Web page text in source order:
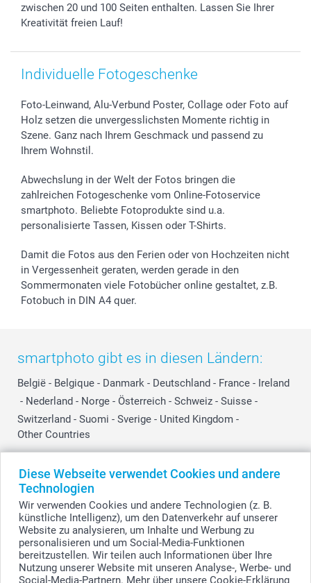
Diese Webseite verwendet Cookies und andere
Technologien
Wir verwenden Cookies und andere Technologien (z. B.
künstliche Intelligenz), um den Datenverkehr auf unserer
Website zu analysieren, um Inhalte und Werbung zu
personalisieren und um Social-Media-Funktionen
bereitzustellen. Wir teilen auch Informationen über Ihre
Nutzung unserer Website mit unseren Analyse-, Werbe- und
Social-Media-Partnern. Mehr über unsere Cookie-Erklärung
zwischen 20 und 100 Seiten enthalten. Lassen Sie Ihrer
Kreativität freien Lauf!
Individuelle Fotogeschenke
Foto-Leinwand, Alu-Verbund Poster, Collage oder Foto auf
Holz setzen die unvergesslichsten Momente richtig in
Szene. Ganz nach Ihrem Geschmack und passend zu
Ihrem Wohnstil.
Abwechslung in der Welt der Fotos bringen die
zahlreichen Fotogeschenke vom Online-Fotoservice
smartphoto. Beliebte Fotoprodukte sind u.a.
personalisierte Tassen, Kissen oder T-Shirts.
Damit die Fotos aus den Ferien oder von Hochzeiten nicht
in Vergessenheit geraten, werden gerade in den
Sommermonaten viele Fotobücher online gestaltet, z.B.
Fotobuch in DIN A4 quer.
smartphoto gibt es in diesen Ländern:
België - Belgique - Danmark - Deutschland - France - Ireland
- Nederland - Norge - Österreich - Schweiz - Suisse -
Switzerland - Suomi - Sverige - United Kingdom -
Other Countries
© smartphoto Group. Alle Rechte vorbehalten.
Alle Preise verstehen sich in Schweizer Franken (CHF) inkl. MwSt. und zzgl.